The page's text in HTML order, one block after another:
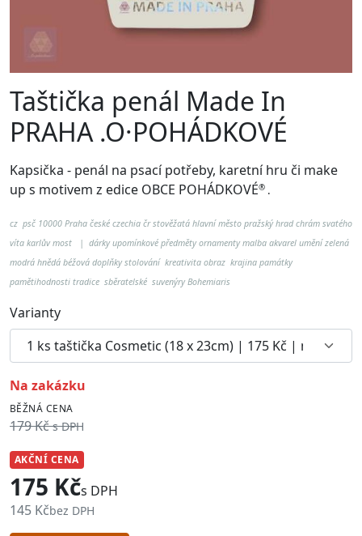
Taštička penál Made In
PRAHA .O·POHÁDKOVÉ
Kapsička - penál na psací potřeby, karetní hru či make
up s motivem z edice OBCE POHÁDKOVÉ® .
cz psč 10000 Praha české czechia čr stověžatá hlavní město pražský hrad chrám svatého
víta karlův most | dárky upomínkové předměty ornamenty malba akvarel umění zelená
modrá hnědá béžová doplňky stolování kreativita obraz krajina památky
pamětihodnosti tradice sběratelské suvenýry Bohemiaris
Varianty
na zakázku
BĚŽNÁ CENA
179 Kč s DPH
AKČNÍ CENA
175 Kčs DPH
145 Kčbez DPH